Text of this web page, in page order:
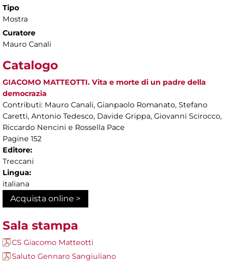
Tipo
Mostra
Curatore
Mauro Canali
Catalogo
GIACOMO MATTEOTTI. Vita e morte di un padre della
democrazia
Contributi: Mauro Canali, Gianpaolo Romanato, Stefano
Caretti, Antonio Tedesco, Davide Grippa, Giovanni Scirocco,
Riccardo Nencini e Rossella Pace
Pagine 152
Editore:
Treccani
Lingua:
italiana
Acquista online >
Sala stampa
CS Giacomo Matteotti
Saluto Gennaro Sangiuliano